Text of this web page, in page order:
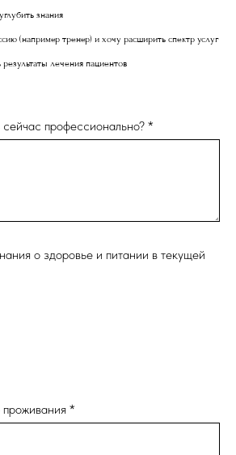
знания
(например тренер) и хочу расширить спектр услуг
лечения пациентов
профессионально? *
о здоровье и питании в текущей
*